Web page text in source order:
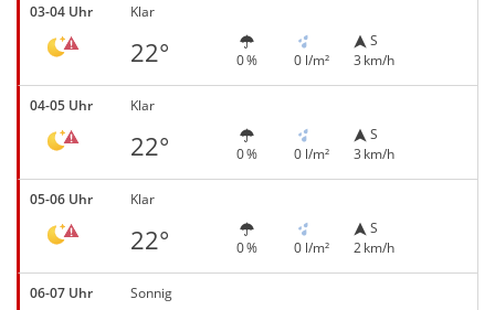
03-04 Uhr Klar
22° 0 % 0 l/m²
S
3 km/h
04-05 Uhr Klar
22° 0 % 0 l/m²
S
3 km/h
05-06 Uhr Klar
22° 0 % 0 l/m²
S
2 km/h
06-07 Uhr Sonnig